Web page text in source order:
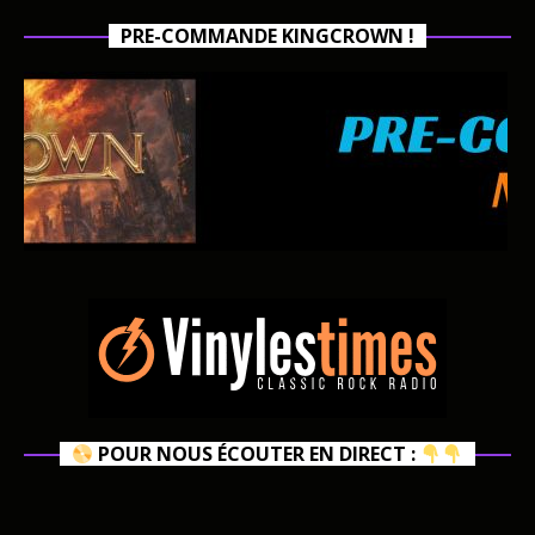
PRE-COMMANDE KINGCROWN !
POUR NOUS ÉCOUTER EN DIRECT :